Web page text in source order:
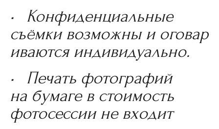
• Конфиденциальные
съёмки возможны и оговар
иваются индивидуально.
• Печать фотографий
на бумаге в стоимость
фотосессии не входит